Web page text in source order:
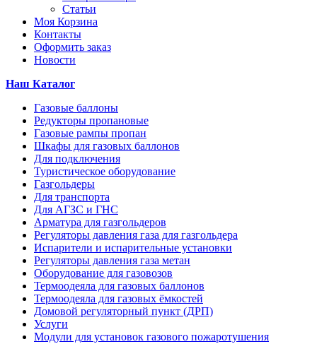
Статьи
Моя Корзина
Контакты
Оформить заказ
Новости
Наш Каталог
Газовые баллоны
Редукторы пропановые
Газовые рампы пропан
Шкафы для газовых баллонов
Для подключения
Туристическое оборудование
Газгольдеры
Для транспорта
Для АГЗС и ГНС
Арматура для газгольдеров
Регуляторы давления газа для газгольдера
Испарители и испарительные установки
Регуляторы давления газа метан
Оборудование для газовозов
Термоодеяла для газовых баллонов
Термоодеяла для газовых ёмкостей
Домовой регуляторный пункт (ДРП)
Услуги
Модули для установок газового пожаротушения